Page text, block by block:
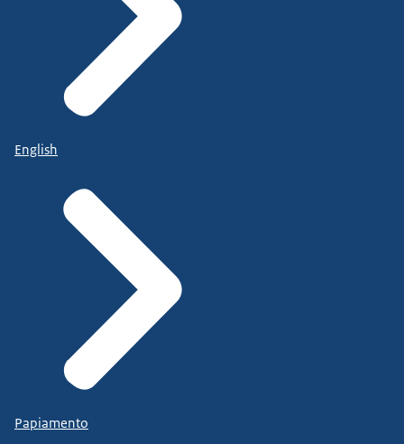
English
Papiamento